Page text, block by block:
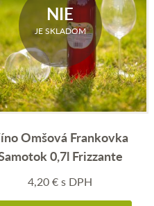
NIE
JE SKLADOM
Omšová Frankovka
0,7l Frizzante
4,20€s DPH